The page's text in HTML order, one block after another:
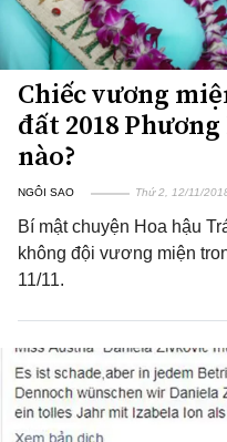
Chiếc vương
đất 2018
nào?
NGÔI SAO Thứ 2, 12/11/
Bí mật chuyện Hoa hậu
không đội vương miện
11/11.